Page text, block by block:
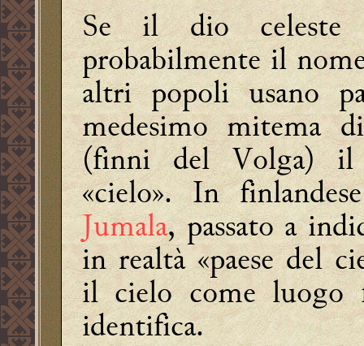
Se il dio celeste
probabilmente il
altri popoli usano
medesimo mitema
(finni del Volga)
«cielo». In
Jumala, passato a
in realtà «paese del
il cielo come
identifica.